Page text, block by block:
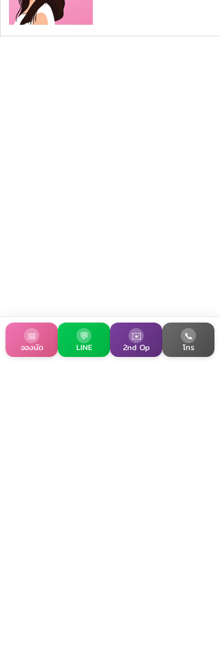
📅
จองนัด
💬
LINE
✉️
2nd Op
📞
โทร